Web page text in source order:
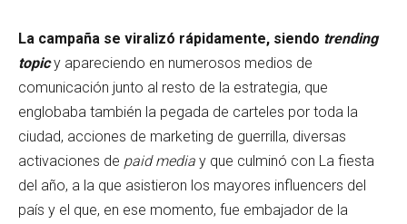
La campaña se viralizó rápidamente, siendo trending
topicy apareciendo en numerosos medios de
comunicación junto al resto de la estrategia, que
englobaba también la pegada de carteles por toda la
ciudad, acciones de marketing de guerrilla, diversas
activaciones de paid media y que culminó con La fiesta
del año, a la que asistieron los mayores influencers del
país y el que, en ese momento, fue embajador de la